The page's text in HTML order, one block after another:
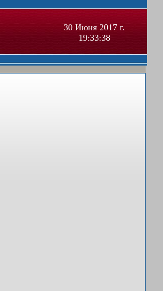
30 Июня 2017 г.
19:33:38